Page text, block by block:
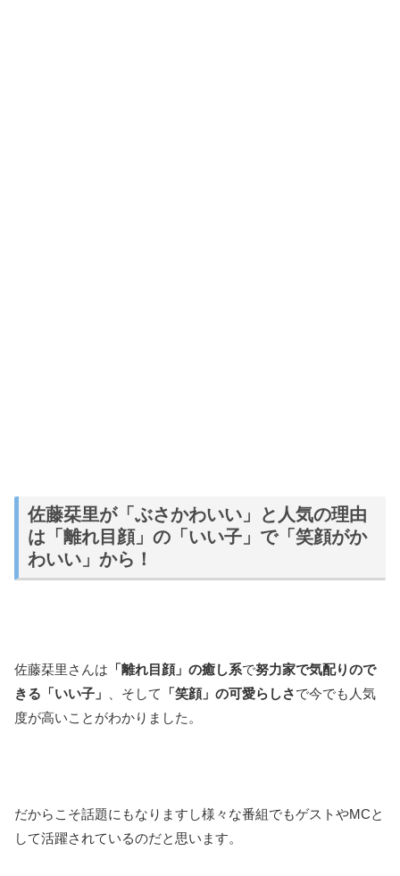
佐藤栞里が「ぶさかわいい」と人気の理由
は「離れ目顔」の「いい子」で「笑顔がか
わいい」から！
佐藤栞里さんは 「離れ目顔」の癒し系で努力家で気配りので
きる「いい子」
、そして 「笑顔」の可愛らしさで今でも人気
度が高いことがわかりました。
だからこそ話題にもなりますし様々な番組でもゲストやMCと
して活躍されているのだと思います。